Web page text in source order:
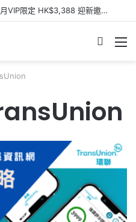
【老虎證券開戶優惠2026】8月VIP限定 HK$3,388 迎新邀請碼【KQQXXB】- Tiger Brokers 迎新優惠
Search